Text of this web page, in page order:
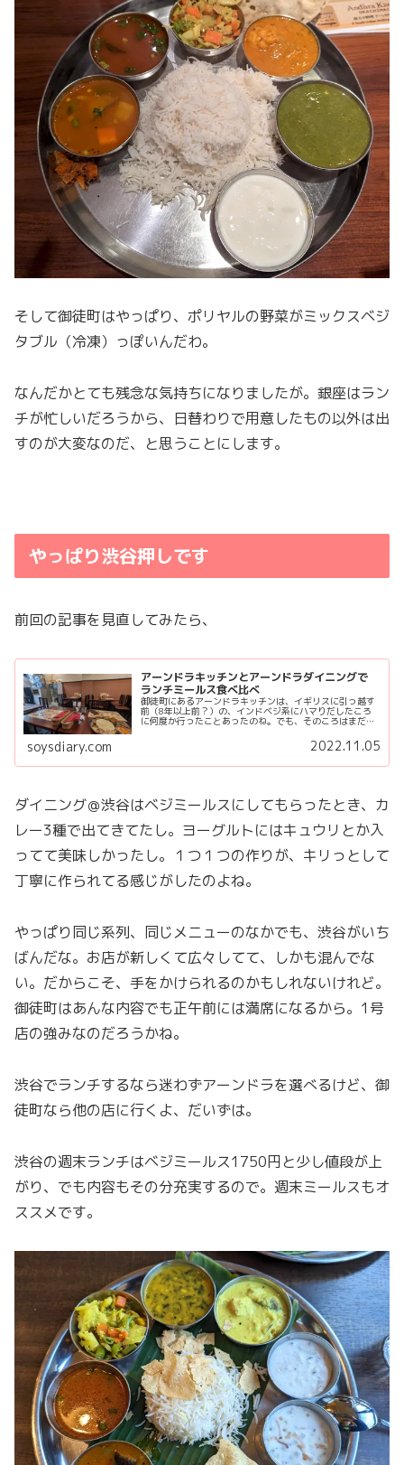
そして御徒町はやっぱり、ポリヤルの野菜がミックスベジ
タブル（冷凍）っぽいんだわ。
なんだかとても残念な気持ちになりましたが。銀座はラン
チが忙しいだろうから、日替わりで用意したもの以外は出
すのが大変なのだ、と思うことにします。
やっぱり渋谷押しです
前回の記事を見直してみたら、
アーンドラキッチンとアーンドラダイニングで
ランチミールス食べ比べ
御徒町にあるアーンドラキッチンは、イギリスに引っ越す
前（8年以上前？）の、インドベジ系にハマりだしたころ
に何度か行ったことあったのね。でも、そのころはまだミ
soysdiary.com 2022.11.05
ダイニング＠渋谷はベジミールスにしてもらったとき、カ
レー3種で出てきてたし。ヨーグルトにはキュウリとか入
ってて美味しかったし。１つ１つの作りが、キリっとして
丁寧に作られてる感じがしたのよね。
やっぱり同じ系列、同じメニューのなかでも、渋谷がいち
ばんだな。お店が新しくて広々してて、しかも混んでな
い。だからこそ、手をかけられるのかもしれないけれど。
御徒町はあんな内容でも正午前には満席になるから。1号
店の強みなのだろうかね。
渋谷でランチするなら迷わずアーンドラを選べるけど、御
徒町なら他の店に行くよ、だいずは。
渋谷の週末ランチはベジミールス1750円と少し値段が上
がり、でも内容もその分充実するので。週末ミールスもオ
ススメです。